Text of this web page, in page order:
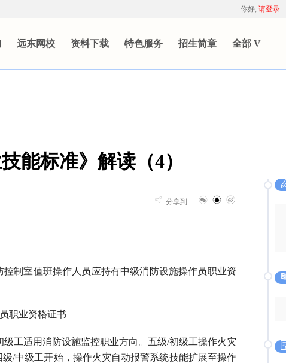
你好, 请登录
远东网校 资料下载 特色服务 招生简章 全部 V
能标准》解读（4）
分享到:
制室值班操作人员应持有中级消防设施操作员职业资
职业资格证书
工适用消防设施监控职业方向。五级/初级工操作火灾
/中级工开始，操作火灾自动报警系统技能扩展至操作